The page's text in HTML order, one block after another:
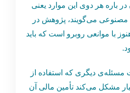
در باره هر دوی این موارد یعنی
می‌گویند، پژوهش در
با موانعی روبرو است که باید
مسئله‌ی دیگری که استفاده از
مشکل می‌کند تأمین مالی آن